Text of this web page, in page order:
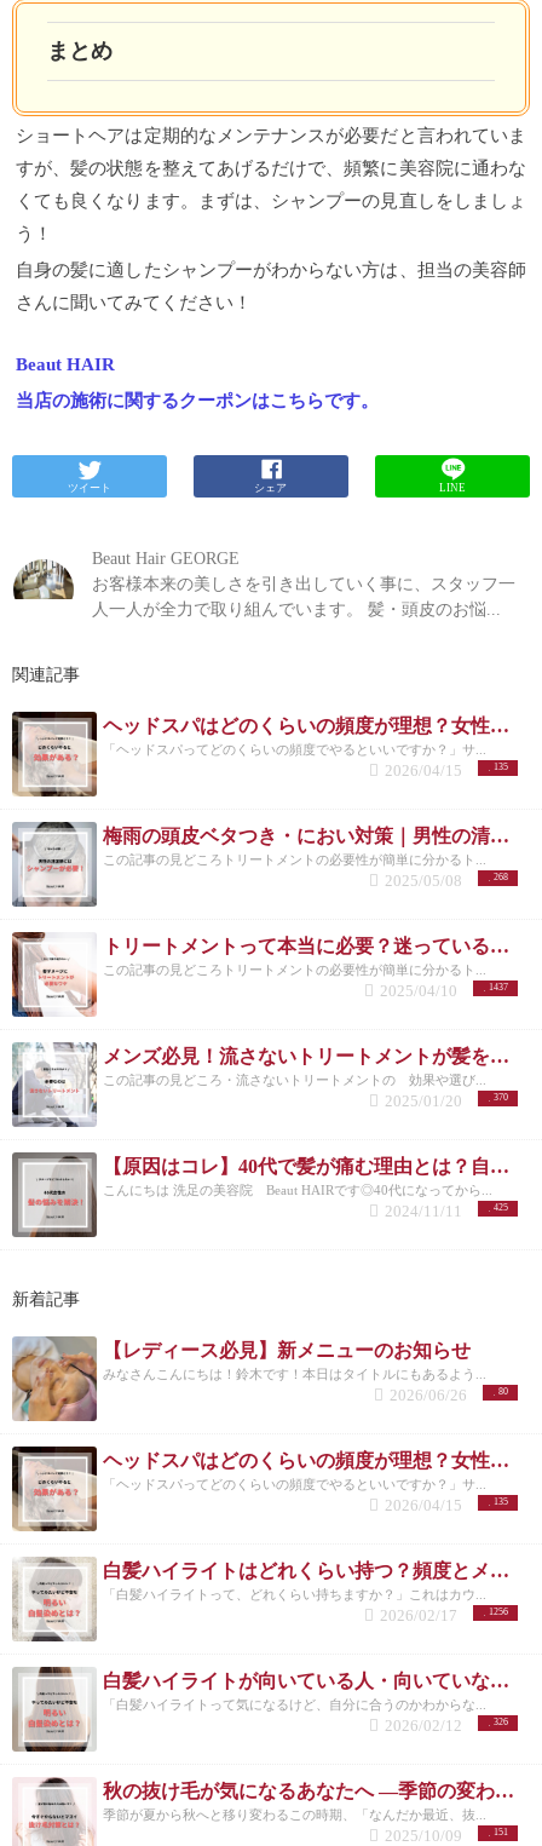
まとめ
ショートヘアは定期的なメンテナンスが必要だと言われていま
すが、髪の状態を整えてあげるだけで、頻繁に美容院に通わな
くても良くなります。まずは、シャンプーの見直しをしましょ
う！
自身の髪に適したシャンプーがわからない方は、担当の美容師
さんに聞いてみてください！
Beaut HAIR
当店の施術に関するクーポンはこちらです。
ツイート シェア LINE
Beaut Hair GEORGE
お客様本来の美しさを引き出していく事に、スタッフ一
人一人が全力で取り組んでいます。 髪・頭皮のお悩...
関連記事
ヘッドスパはどのくらいの頻度が理想？女性に多い悩みと正しい通い方
「ヘッドスパってどのくらいの頻度でやるといいですか？」サ...
135
2026/04/15
梅雨の頭皮ベタつき・におい対策｜男性の清潔感は炭酸シャンプーで決まる
この記事の見どころトリートメントの必要性が簡単に分かるト...
268
2025/05/08
トリートメントって本当に必要？迷っているあなたに伝えたい効果と理由
この記事の見どころトリートメントの必要性が簡単に分かるト...
1437
2025/04/10
メンズ必見！流さないトリートメントが髪を守る理由とは？/洗足
この記事の見どころ・流さないトリートメントの 効果や選び...
370
2025/01/20
【原因はコレ】40代で髪が痛む理由とは？自宅でできる改善方法も紹介！
こんにちは 洗足の美容院 Beaut HAIRです◎40代になってから...
425
2024/11/11
新着記事
【レディース必見】新メニューのお知らせ
みなさんこんにちは！鈴木です！本日はタイトルにもあるよう...
80
2026/06/26
ヘッドスパはどのくらいの頻度が理想？女性に多い悩みと正しい通い方
「ヘッドスパってどのくらいの頻度でやるといいですか？」サ...
135
2026/04/15
白髪ハイライトはどれくらい持つ？頻度とメンテナンスの目安を解説
「白髪ハイライトって、どれくらい持ちますか？」これはカウ...
1256
2026/02/17
白髪ハイライトが向いている人・向いていない人｜後悔しない選び方 洗足
「白髪ハイライトって気になるけど、自分に合うのかわからな...
326
2026/02/12
秋の抜け毛が気になるあなたへ ―季節の変わり目に必要な頭皮ケアとは―
季節が夏から秋へと移り変わるこの時期、「なんだか最近、抜...
151
2025/10/09